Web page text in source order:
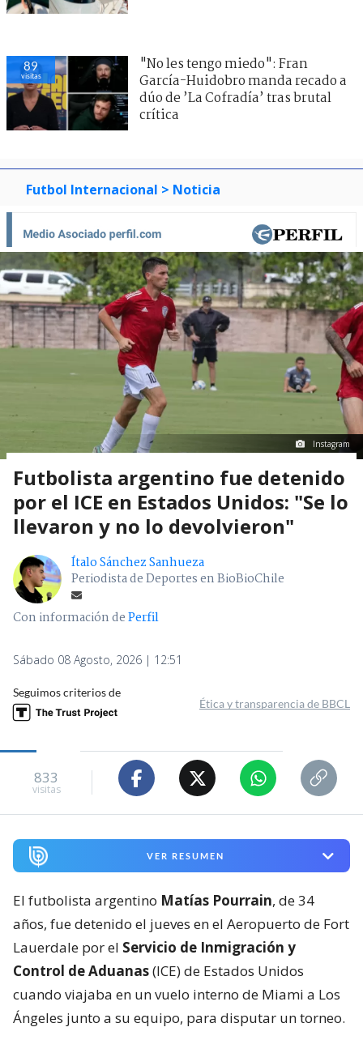
89
visitas
"No les tengo miedo": Fran
García-Huidobro manda recado a
dúo de ’La Cofradía’ tras brutal
crítica
Futbol Internacional > Noticia
Instagram
Futbolista argentino fue detenido
por el ICE en Estados Unidos: "Se lo
llevaron y no lo devolvieron"
Ítalo Sánchez Sanhueza
Periodista de Deportes en BioBioChile
Con información dePerfil
Sábado 08 Agosto, 2026 | 12:51
Seguimos criterios de
Ética y transparencia de BBCL
833
visitas
VER RESUMEN
El futbolista argentino Matías Pourrain, de 34
años, fue detenido el jueves en el Aeropuerto de Fort
Lauerdale por el Servicio de Inmigración y
Control de Aduanas(ICE) de Estados Unidos
cuando viajaba en un vuelo interno de Miami a Los
Ángeles junto a su equipo, para disputar un torneo.